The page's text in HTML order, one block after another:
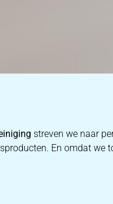
streven we naar
En omdat we